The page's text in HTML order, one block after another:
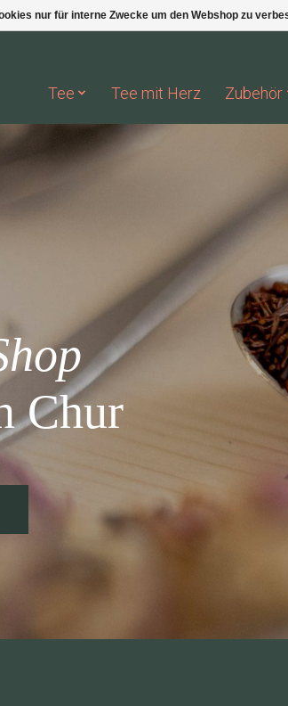
Tee Tee mit Herz Zubehör
Chur
nur für interne Zwecke um den Webshop zu